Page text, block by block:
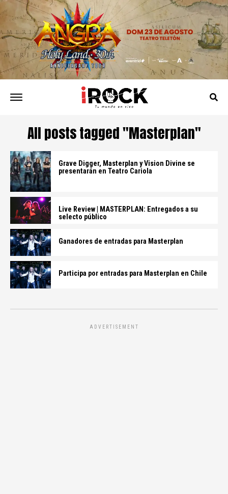
All posts tagged "Masterplan"
Grave Digger, Masterplan y Vision Divine se
presentarán en Teatro Cariola
Live Review | MASTERPLAN: Entregados a su
selecto público
Ganadores de entradas para Masterplan
Participa por entradas para Masterplan en Chile
ADVERTISEMENT